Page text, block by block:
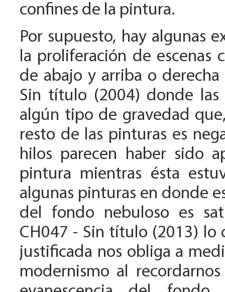
confines de la pintura.
Por supuesto, hay algunas
la proliferación de escenas
de abajo y arriba o
Sin título (2004) donde las
algún tipo de gravedad
resto de las pinturas es
hilos parecen haber sido
pintura mientras ésta
algunas pinturas en donde
del fondo nebuloso es
CH047 - Sin título (2013) lo
justificada nos obliga a
modernismo al